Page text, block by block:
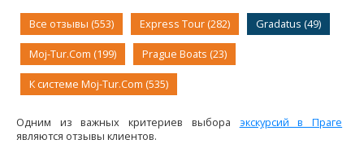
Все отзывы (553) Express Tour (282) Gradatus (49)
Moj-Tur.Com (199) Prague Boats (23)
К системе Moj-Tur.Com (535)
Одним из важных критериев выбора экскурсий в Праге
являются отзывы клиентов.